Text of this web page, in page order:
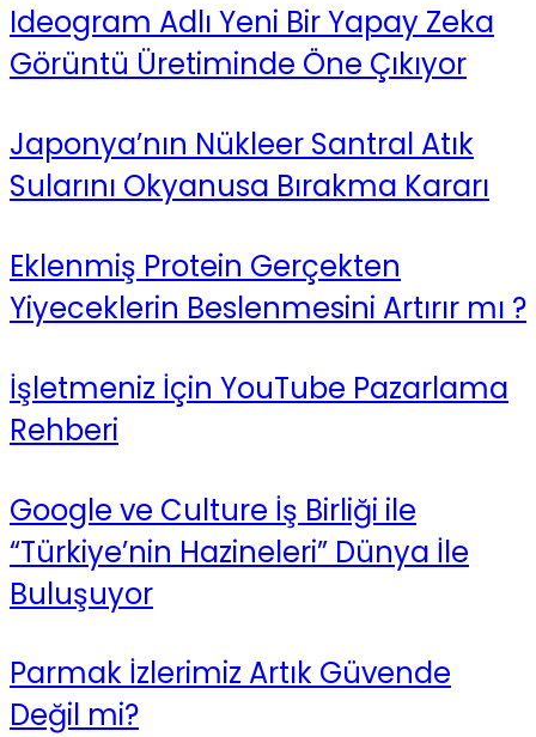
Ideogram Adlı Yeni Bir Yapay Zeka
Görüntü Üretiminde Öne Çıkıyor
Japonya’nın Nükleer Santral Atık
Sularını Okyanusa Bırakma Kararı
Eklenmiş Protein Gerçekten
Yiyeceklerin Beslenmesini Artırır mı ?
İşletmeniz İçin YouTube Pazarlama
Rehberi
Google ve Culture İş Birliği ile
“Türkiye’nin Hazineleri” Dünya İle
Buluşuyor
Parmak İzlerimiz Artık Güvende
Değil mi?